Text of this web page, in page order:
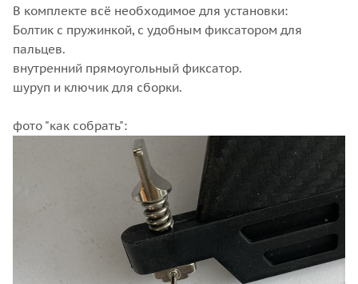
В комплекте всё необходимое для установки:
Болтик с пружинкой, с удобным фиксатором для
пальцев.
внутренний прямоугольный фиксатор.
шуруп и ключик для сборки.
фото "как собрать":